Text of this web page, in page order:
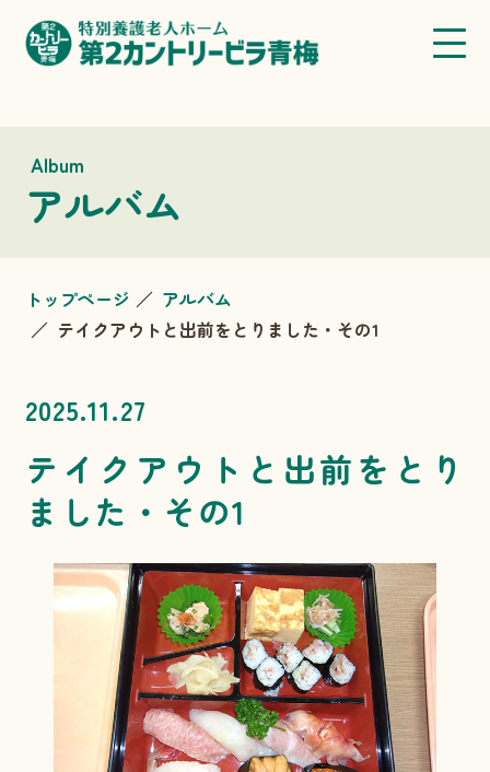
Album
アルバム
トップページ
アルバム
テイクアウトと出前をとりました・その1
2025.11.27
テイクアウトと出前をとり
ました・その1